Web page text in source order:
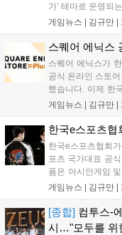
가’ 테마로 운영되
프레 모델 포토존
세한 정보는 공식
게임뉴스 | 김규만
스퀘어 에닉스
스퀘어 에닉스가
공식 온라인 스토
했습니다. 이제 한
어 등 주요 게임의
용 가능합니다....
게임뉴스 | 김규만
한국e스포츠협
한국e스포츠협회
포츠 국가대표 공
폼은 아시안게임
구성된 컬렉션은
서는 대회 규정에
게임뉴스 | 김규만
[종합] 컴투스-
시…"모두를 위